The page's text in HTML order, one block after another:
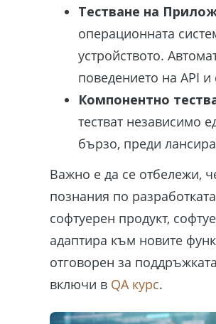
Тестване на
операционната
устройството.
поведението на API и
Компонентно
тестват независимо
бързо, преди
Важно е да се отбележи,
познания по
софтуерен продукт,
адаптира към новите
отговорен за
включи в QA курс.